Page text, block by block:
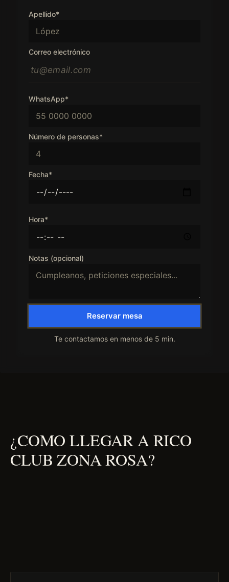
Apellido*
Correo electrónico
WhatsApp*
Número de personas*
Fecha*
Hora*
Notas (opcional)
Reservar mesa
Te contactamos en menos de 5 min.
¿COMO LLEGAR A RICO
CLUB ZONA ROSA?